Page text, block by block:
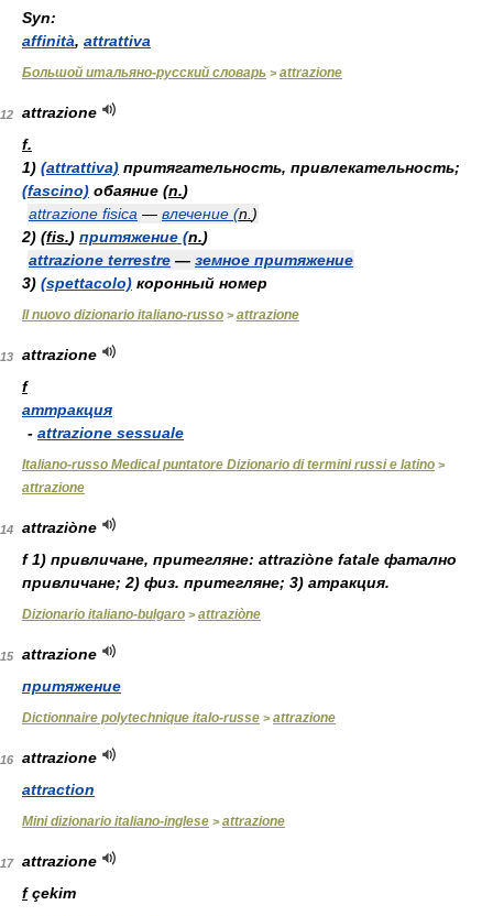
Syn:
affinità, attrattiva
Большой итальяно-русский словарь >attrazione
12
attrazione
f.
1) (attrattiva) притягательность, привлекательность;
(fascino) обаяние (n.)
attrazione fisica — влечение (n. )
2) (fis.) притяжение (n.)
attrazione terrestre — земное притяжение
3) (spettacolo) коронный номер
Il nuovo dizionario italiano-russo >attrazione
13
attrazione
f
аттракция
- attrazione sessuale
Italiano-russo Medical puntatore Dizionario di termini russi e latino >
attrazione
14
attraziòne
f 1) привличане, притегляне: attraziòne fatale фатално
привличане; 2) физ. притегляне; 3) атракция.
Dizionario italiano-bulgaro >attraziòne
15
attrazione
притяжение
Dictionnaire polytechnique italo-russe >attrazione
16
attrazione
attraction
Mini dizionario italiano-inglese >attrazione
17
attrazione
fçekim